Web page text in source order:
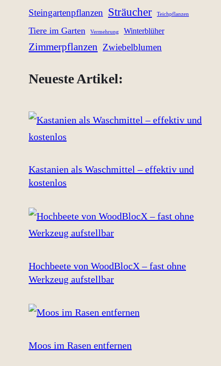
Steingartenpflanzen Sträucher Teichpflanzen
Tiere im Garten Vermehrung Winterblüher
Zimmerpflanzen Zwiebelblumen
Neueste Artikel:
Kastanien als Waschmittel – effektiv und
kostenlos
Hochbeete von WoodBlocX – fast ohne
Werkzeug aufstellbar
Moos im Rasen entfernen